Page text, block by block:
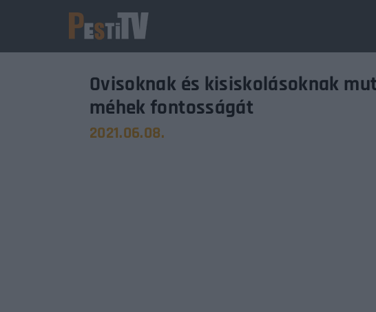
Ovisoknak és kisiskolásoknak
méhek fontosságát
2021.06.08.